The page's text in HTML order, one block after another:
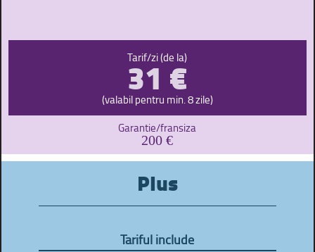
Tarif/zi (de la)
31 €
(valabil pentru min. 8 zile)
Garantie/fransiza
200 €
Plus
Tariful include